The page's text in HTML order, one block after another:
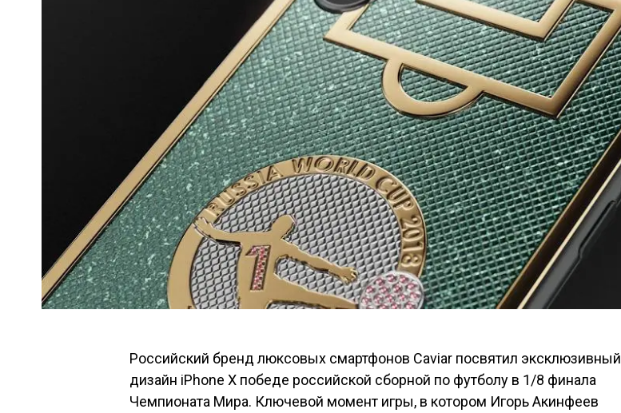
Российский бренд люксовых смартфонов Caviar посвятил эксклюзивный
дизайн iPhone X победе российской сборной по футболу в 1/8 финала
Чемпионата Мира. Ключевой момент игры, в котором Игорь Акинфеев